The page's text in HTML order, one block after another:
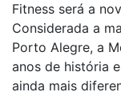
Fitness será a
Considerada a
Porto Alegre, a
anos de história
ainda mais